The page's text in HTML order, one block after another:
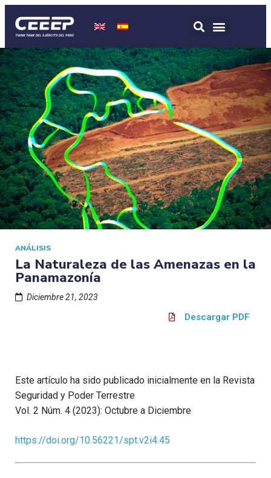
ANÁLISIS
La Naturaleza de las Amenazas en la
Panamazonía
Diciembre 21, 2023
Descargar PDF
Este artículo ha sido publicado inicialmente en la Revista
Seguridad y Poder Terrestre
Vol. 2 Núm. 4 (2023): Octubre a Diciembre
https://doi.org/10.56221/spt.v2i4.45